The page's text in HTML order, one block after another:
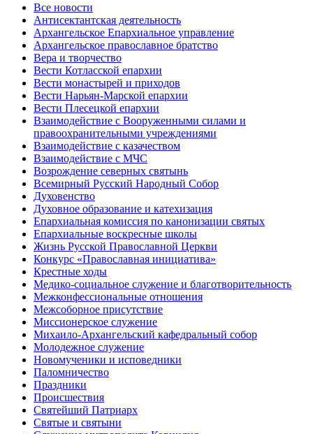
Все новости
Антисектантская деятельность
Архангельское Епархиальное управление
Архангельское православное братство
Вера и творчество
Вести Котласской епархии
Вести монастырей и приходов
Вести Нарьян-Марской епархии
Вести Плесецкой епархии
Взаимодействие с Вооруженными силами и
правоохранительными учреждениями
Взаимодействие с казачеством
Взаимодействие с МЧС
Возрождение северных святынь
Всемирный Русский Народный Собор
Духовенство
Духовное образование и катехизация
Епархиальная комиссия по канонизации святых
Епархиальные воскресные школы
Жизнь Русской Православной Церкви
Конкурс «Православная инициатива»
Крестные ходы
Медико-социальное служение и благотворительность
Межконфессиональные отношения
Межсоборное присутствие
Миссионерское служение
Михаило-Архангельский кафедральный собор
Молодежное служение
Новомученики и исповедники
Паломничество
Праздники
Происшествия
Святейший Патриарх
Святые и святыни